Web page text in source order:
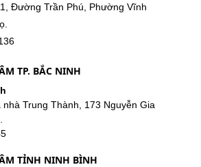
Đường Trần Phú, Phường Vĩnh
TP. BẮC NINH
Trung Thành, 173 Nguyễn Gia
TỈNH NINH BÌNH